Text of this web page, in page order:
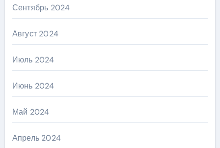
Сентябрь 2024
Август 2024
Июль 2024
Июнь 2024
Май 2024
Апрель 2024